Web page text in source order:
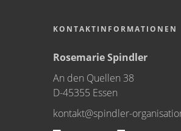
KONTAKTINFORMATIONEN
Rosemarie Spindler
An den Quellen 38
D-45355 Essen
kontakt@spindler-